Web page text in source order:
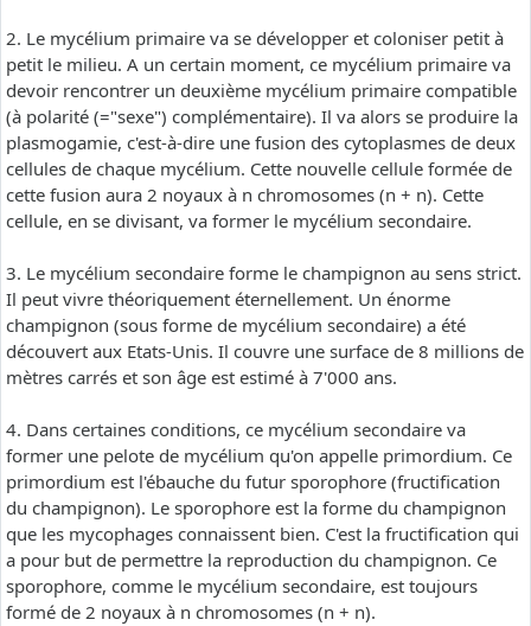
2. Le mycélium primaire va se développer et coloniser petit à
petit le milieu. A un certain moment, ce mycélium primaire va
devoir rencontrer un deuxième mycélium primaire compatible
(à polarité (="sexe") complémentaire). Il va alors se produire la
plasmogamie, c'est-à-dire une fusion des cytoplasmes de deux
cellules de chaque mycélium. Cette nouvelle cellule formée de
cette fusion aura 2 noyaux à n chromosomes (n + n). Cette
cellule, en se divisant, va former le mycélium secondaire.
3. Le mycélium secondaire forme le champignon au sens strict.
Il peut vivre théoriquement éternellement. Un énorme
champignon (sous forme de mycélium secondaire) a été
découvert aux Etats-Unis. Il couvre une surface de 8 millions de
mètres carrés et son âge est estimé à 7'000 ans.
4. Dans certaines conditions, ce mycélium secondaire va
former une pelote de mycélium qu'on appelle primordium. Ce
primordium est l'ébauche du futur sporophore (fructification
du champignon). Le sporophore est la forme du champignon
que les mycophages connaissent bien. C'est la fructification qui
a pour but de permettre la reproduction du champignon. Ce
sporophore, comme le mycélium secondaire, est toujours
formé de 2 noyaux à n chromosomes (n + n).